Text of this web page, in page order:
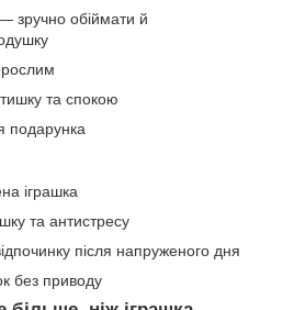
зручно обіймати й
та спокою
подарунка
іграшка
та антистресу
після напруженого дня
без приводу